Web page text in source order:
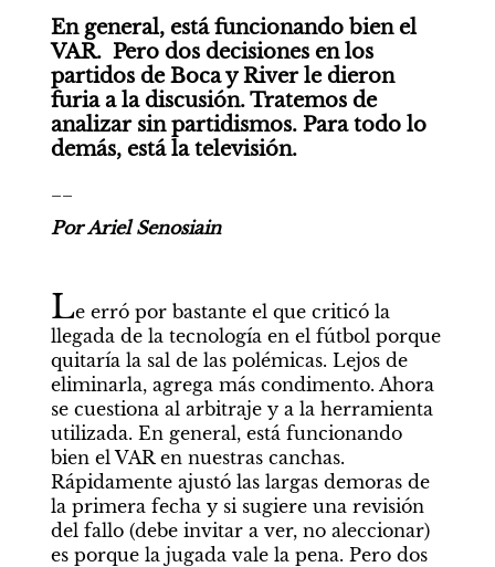
En general, está funcionando bien el
VAR.  Pero dos decisiones en los
partidos de Boca y River le dieron
furia a la discusión. Tratemos de
analizar sin partidismos. Para todo lo
demás, está la televisión.
Por Ariel Senosiain
Le erró por bastante el que criticó la
llegada de la tecnología en el fútbol porque
quitaría la sal de las polémicas. Lejos de
eliminarla, agrega más condimento. Ahora
se cuestiona al arbitraje y a la herramienta
utilizada. En general, está funcionando
bien el VAR en nuestras canchas.
Rápidamente ajustó las largas demoras de
la primera fecha y si sugiere una revisión
del fallo (debe invitar a ver, no aleccionar)
es porque la jugada vale la pena. Pero dos